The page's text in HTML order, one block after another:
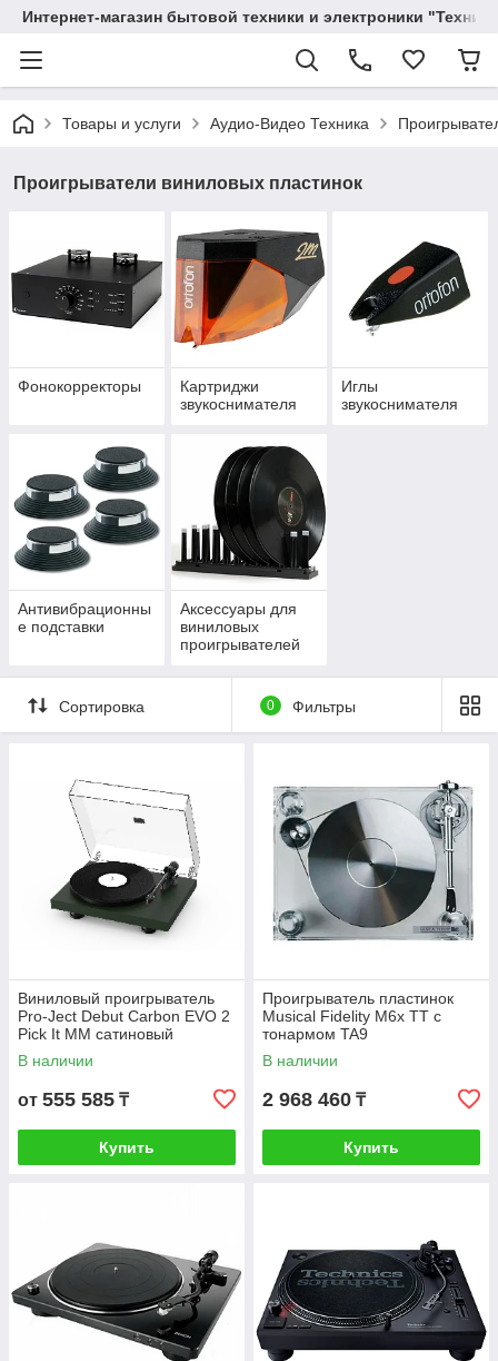
Интернет-магазин бытовой техники и электроники
Товары и услуги Аудио-Видео Техника
Проигрыватели виниловых пластинок
Фонокорректоры
Картриджи
звукоснимателя
Иглы
звукоснимателя
Антивибрационны
е подставки
Аксессуары для
виниловых
проигрывателей
Сортировка 0 Фильтры
Виниловый проигрыватель
Pro-Ject Debut Carbon EVO 2
Pick It MM сатиновый
зеленый
В наличии
от 555 585 ₸
Купить
Проигрыватель пластинок
Musical Fidelity M6x TT с
тонармом TA9
В наличии
2 968 460 ₸
Купить